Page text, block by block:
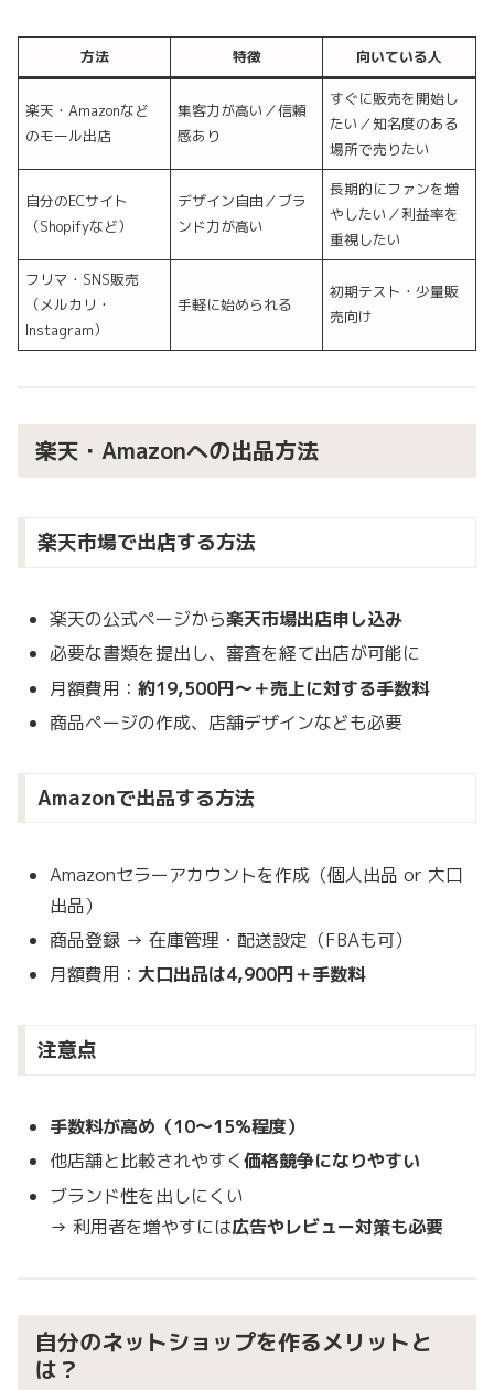
方法 特徴 向いている人
楽天・Amazonなど
のモール出店
集客力が高い／信頼
感あり
すぐに販売を開始し
たい／知名度のある
場所で売りたい
自分のECサイト
（Shopifyなど）
デザイン自由／ブラ
ンド力が高い
長期的にファンを増
やしたい／利益率を
重視したい
フリマ・SNS販売
（メルカリ・
Instagram）
手軽に始められる
初期テスト・少量販
売向け
楽天・Amazonへの出品方法
楽天市場で出店する方法
楽天の公式ページから楽天市場出店申し込み
必要な書類を提出し、審査を経て出店が可能に
月額費用：約19,500円〜＋売上に対する手数料
商品ページの作成、店舗デザインなども必要
Amazonで出品する方法
Amazonセラーアカウントを作成（個人出品 or 大口
出品）
商品登録 → 在庫管理・配送設定（FBAも可）
月額費用： 大口出品は4,900円＋手数料
注意点
手数料が高め（10〜15%程度）
他店舗と比較されやすく価格競争になりやすい
ブランド性を出しにくい
→ 利用者を増やすには広告やレビュー対策も必要
自分のネットショップを作るメリットと
は？